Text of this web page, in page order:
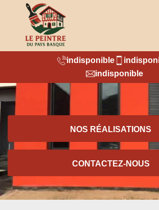
indisponible
indisponible
NOS RÉALISATIONS
CONTACTEZ-NOUS